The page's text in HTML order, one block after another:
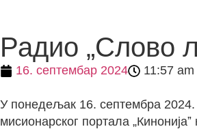
Радио „Слово
16. септембар 2024 11:57 am
У понедељак 16. септембра 2024.
мисионарског портала